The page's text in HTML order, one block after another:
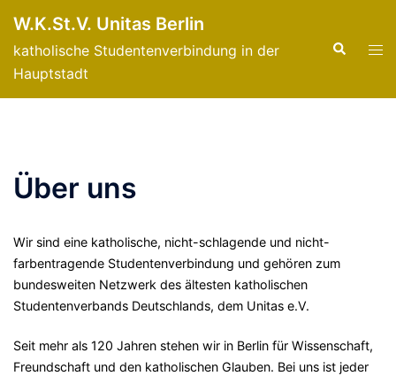
Inhalt
springen
W.K.St.V. Unitas Berlin
katholische Studentenverbindung in der
Hauptstadt
Suche
Über uns
Wir sind eine katholische, nicht-schlagende und nicht-
farbentragende Studentenverbindung und gehören zum
bundesweiten Netzwerk des ältesten katholischen
Studentenverbands Deutschlands, dem Unitas e.V.
Seit mehr als 120 Jahren stehen wir in Berlin für Wissenschaft,
Freundschaft und den katholischen Glauben. Bei uns ist jeder